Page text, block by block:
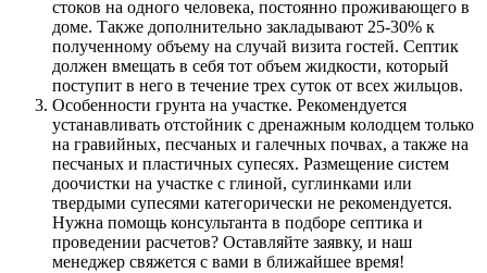
стоков на одного человека, постоянно проживающего в
доме. Также дополнительно закладывают 25-30% к
полученному объему на случай визита гостей. Септик
должен вмещать в себя тот объем жидкости, который
поступит в него в течение трех суток от всех жильцов.
Особенности грунта на участке. Рекомендуется
устанавливать отстойник с дренажным колодцем только
на гравийных, песчаных и галечных почвах, а также на
песчаных и пластичных супесях. Размещение систем
доочистки на участке с глиной, суглинками или
твердыми супесями категорически не рекомендуется.
Нужна помощь консультанта в подборе септика и
проведении расчетов? Оставляйте заявку, и наш
менеджер свяжется с вами в ближайшее время!